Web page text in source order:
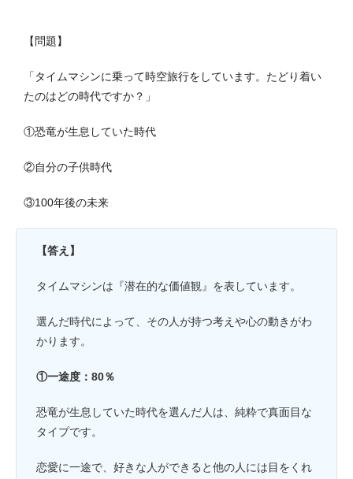
【問題】
「タイムマシンに乗って時空旅行をしています。たどり着い
たのはどの時代ですか？」
①恐竜が生息していた時代
②自分の子供時代
③100年後の未来
【答え】
タイムマシンは『潜在的な価値観』を表しています。
選んだ時代によって、その人が持つ考えや心の動きがわ
かります。
①一途度：80％
恐竜が生息していた時代を選んだ人は、純粋で真面目な
タイプです。
恋愛に一途で、好きな人ができると他の人には目をくれ